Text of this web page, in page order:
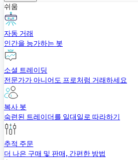
쉬움
자동 거래
인간을 능가하는 봇
소셜 트레이딩
전문가가 아니어도 프로처럼 거래하세요
복사 봇
숙련된 트레이더를 일대일로 따라하기
추적 주문
더 나은 구매 및 판매, 간편한 방법